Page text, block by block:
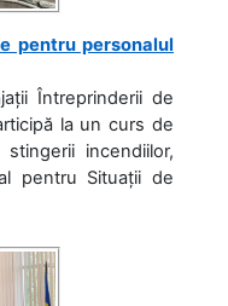
pentru personalul
Întreprinderii de
la un curs de
incendiilor,
pentru Situații de